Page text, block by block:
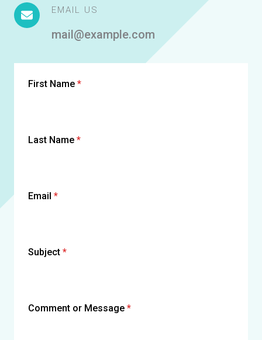
EMAIL US
mail@example.com
First Name *
Last Name *
Email *
Subject *
Comment or Message *